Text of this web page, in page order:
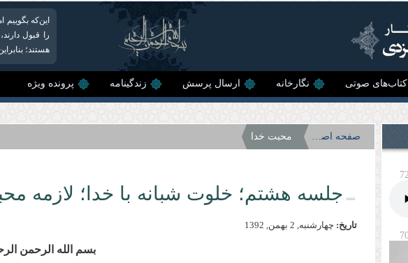
این‌که
را قبول
هستند؛
کتاب‌های صوتی نگارخانه ارسال پرسش زندگینامه پرونده ویژه
صفحه اصلی محبت خدا
جلسه هشتم؛ خلوت شبانه با خدا؛ لازمه
تاریخ: چهارشنبه, 2 بهمن, 1392
بسم الله الرحمن